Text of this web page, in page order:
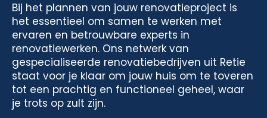
Bij het plannen van jouw renovatieproject is
het essentieel om samen te werken met
ervaren en betrouwbare experts in
renovatiewerken. Ons netwerk van
gespecialiseerde renovatiebedrijven uit Retie
staat voor je klaar om jouw huis om te toveren
tot een prachtig en functioneel geheel, waar
je trots op zult zijn.